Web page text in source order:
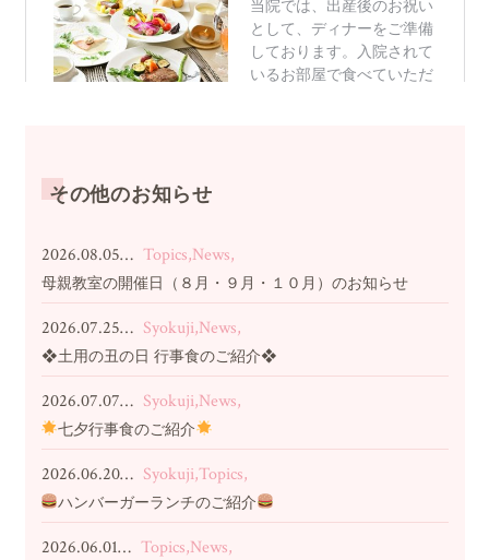
その他のお知らせ
2026.08.05… Topics,News,
母親教室の開催日（８月・９月・１０月）のお知らせ
2026.07.25… Syokuji,News,
❖土用の丑の日 行事食のご紹介❖
2026.07.07… Syokuji,News,
七夕行事食のご紹介
2026.06.20… Syokuji,Topics,
ハンバーガーランチのご紹介
2026.06.01… Topics,News,